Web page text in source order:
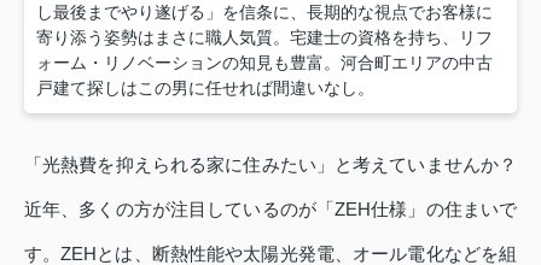
し最後までやり遂げる」を信条に、長期的な視点でお客様に
寄り添う姿勢はまさに職人気質。宅建士の資格を持ち、リフ
ォーム・リノベーションの知見も豊富。河合町エリアの中古
戸建て探しはこの男に任せれば間違いなし。
「光熱費を抑えられる家に住みたい」と考えていませんか？
近年、多くの方が注目しているのが「ZEH仕様」の住まいで
す。ZEHとは、断熱性能や太陽光発電、オール電化などを組